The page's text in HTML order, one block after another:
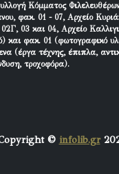
Κόμματος
φακ. 01 - 07, Αρχείο
03 και 04, Αρχείο
και φακ. 01 (φωτογραφικό
(έργα τέχνης, έπιπλα,
τροχοφόρα).
© infolib.gr